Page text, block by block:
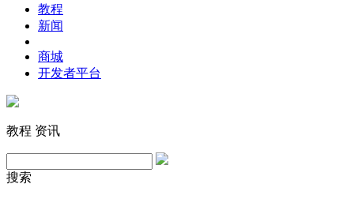
教程
新闻
商城
开发者平台
教程 资讯
搜索